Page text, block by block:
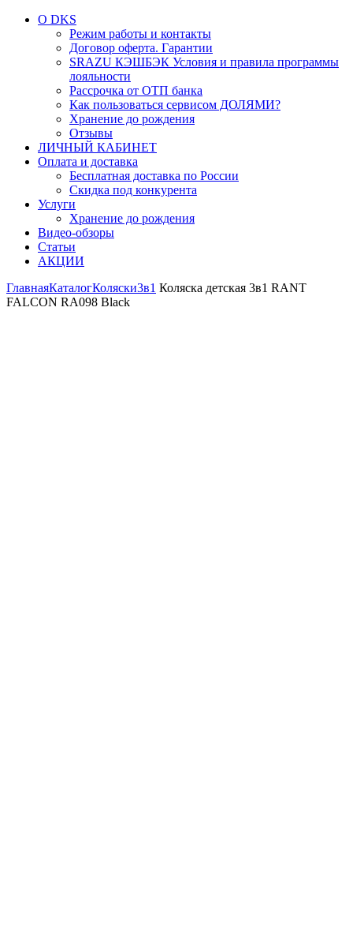
О DKS
Режим работы и контакты
Договор оферта. Гарантии
SRAZU КЭШБЭК Условия и правила программы
лояльности
Рассрочка от ОТП банка
Как пользоваться сервисом ДОЛЯМИ?
Хранение до рождения
Отзывы
ЛИЧНЫЙ КАБИНЕТ
Оплата и доставка
Бесплатная доставка по России
Скидка под конкурента
Услуги
Хранение до рождения
Видео-обзоры
Статьи
АКЦИИ
ГлавнаяКаталогКоляски3в1 Коляска детская 3в1 RANT
FALCON RA098 Black